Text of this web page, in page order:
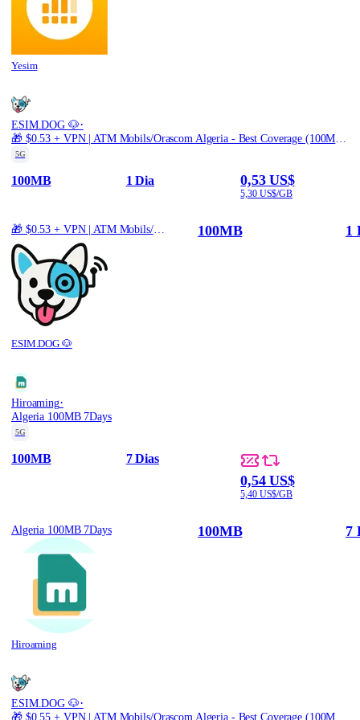
Yesim
ESIM.DOG 🐶·
5G
100MB 1 Dia 0,53 US$
5,30 US$/GB
🎁 $0.53 + VPN | ATM Mobils/Orascom Algeria - Best Coverage (100MB/1Days) - Black route
ESIM.DOG 🐶
100MB 1
Hiroaming·
Algeria 100MB 7Days
5G
100MB 7 Dias
0,54 US$
5,40 US$/GB
Algeria 100MB 7Days
Hiroaming
100MB 7
ESIM.DOG 🐶·